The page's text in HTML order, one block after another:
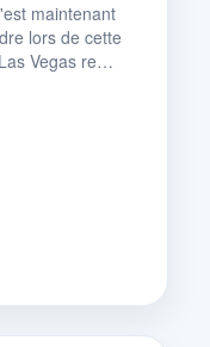
maintenant
lors de cette
Vegas re…